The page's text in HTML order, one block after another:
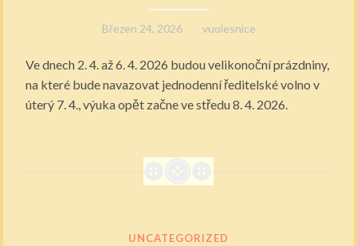
Březen 24, 2026 vuolesnice
Ve dnech 2. 4. až 6. 4. 2026 budou velikonoční prázdniny,
na které bude navazovat jednodenní ředitelské volno v
úterý 7. 4., výuka opět začne ve středu 8. 4. 2026.
UNCATEGORIZED